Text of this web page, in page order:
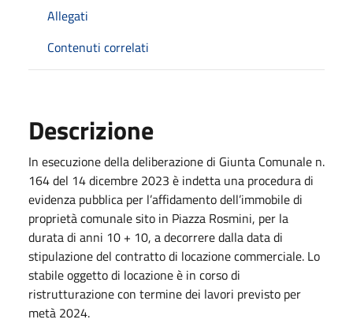
Allegati
Contenuti correlati
Descrizione
In esecuzione della deliberazione di Giunta Comunale n.
164 del 14 dicembre 2023 è indetta una procedura di
evidenza pubblica per l’affidamento dell’immobile di
proprietà comunale sito in Piazza Rosmini, per la
durata di anni 10 + 10, a decorrere dalla data di
stipulazione del contratto di locazione commerciale. Lo
stabile oggetto di locazione è in corso di
ristrutturazione con termine dei lavori previsto per
metà 2024.